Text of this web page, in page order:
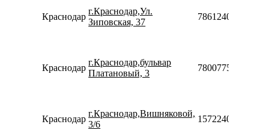
Краснодар
г.Краснодар,Ул.
Зиповская, 37
78612400645
Краснодар
г.Краснодар,бульвар
Платановый, 3
78007753553
Краснодар
г.Краснодар,Вишняковой,
3/6